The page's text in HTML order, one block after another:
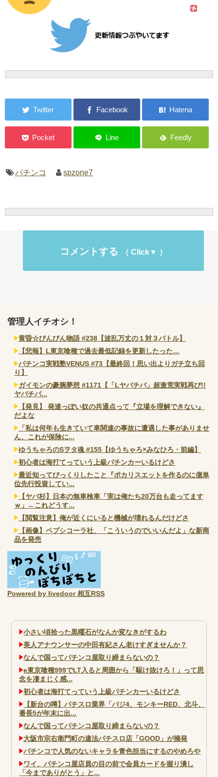
パチンコ spzone7
コメントする
管理人イチオシ！
黄昏☆びんびん物語 #238【波乱万丈の１対３バトル】
【悲報】L東京喰種で過去最低記録を更新したった…
パチンコ実戦塾VENUS #73【最終回！思い出よりガチ立ち回
り】
ガイモンの豪腕夢想 #1171【「Lヤバチバ」超激荒実戦再び!!
ヤバチバ...
【発見】 発達っぽい奴の共通点って『立場を理解できない』
だよな
「私は何年も生きていて車関連の事故に遭遇した事がありませ
ん、これが保険に...
ゆうちゃろのSヲタ魂 #155【ゆうちゃろ×みなひろ・前編】
初心者は海打てっていう上級パチンカーいるけどさ
最近知ってびっくりしたこと『ポカリスエットを作るのに億単
位先行投資してい...
【ヤバ杉】日本の無車検車「実は俺たち20万台も走ってます
ｗ」←これどうす...
【閲覧注意】俺が近くにいると機械が壊れるんだけどさ
【画像】ペプシコーラ社、「こういうのでいいんだよ」な新商
品を発売
Powered by livedoor 相互RSS
小さい頃拾った黒曜石がなんか変なきがするわ
美人アナウンサーの中田有紀さん老けすぎませんか？
なんで国ってパチンコ屋取り締まらないの？
e東京喰種999でLT入ると周囲から「駆け抜けろ！」って思
念を凄まじく感...
初心者は海打てっていう上級パチンカーいるけどさ
【新台の噂】パチスロ業界「バジ4、モンキーRED、北斗、
番長5が年末に出...
なんで国ってパチンコ屋取り締まらないの？
大阪市宗右衛門町の違法パチスロ店「GOOD」が摘発
パチンコで人気のないキャラを青色担当にするのやめろや
ワイ、パチンコ屋店員の目の前で会員カードを握り潰し
「今までありがとう」と...